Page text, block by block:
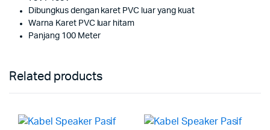
Dibungkus dengan karet PVC luar yang kuat
Warna Karet PVC luar hitam
Panjang 100 Meter
Related products